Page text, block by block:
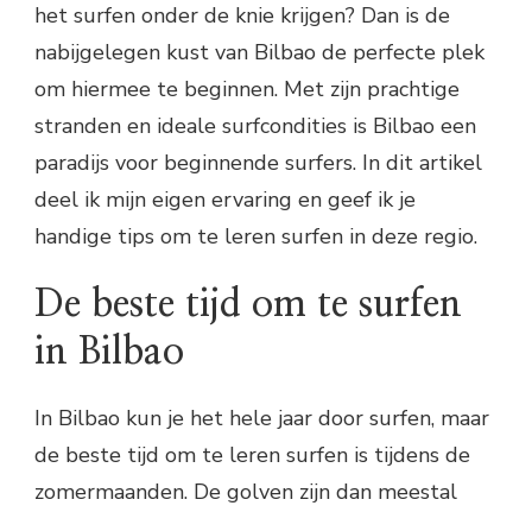
het surfen onder de knie krijgen? Dan is de
nabijgelegen kust van Bilbao de perfecte plek
om hiermee te beginnen. Met zijn prachtige
stranden en ideale surfcondities is Bilbao een
paradijs voor beginnende surfers. In dit artikel
deel ik mijn eigen ervaring en geef ik je
handige tips om te leren surfen in deze regio.
De beste tijd om te surfen
in Bilbao
In Bilbao kun je het hele jaar door surfen, maar
de beste tijd om te leren surfen is tijdens de
zomermaanden. De golven zijn dan meestal